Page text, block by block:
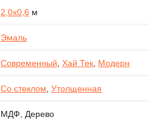
2,0х0,6 м
Эмаль
Современный,Хай Тек, Модерн
Со стеклом,Утолщенная
МДФ, Дерево